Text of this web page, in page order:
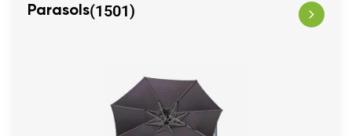
Parasols(1501)